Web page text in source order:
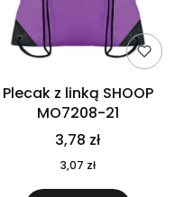
Plecak z linką SHOOP
MO7208-21
3,78 zł
3,07 zł